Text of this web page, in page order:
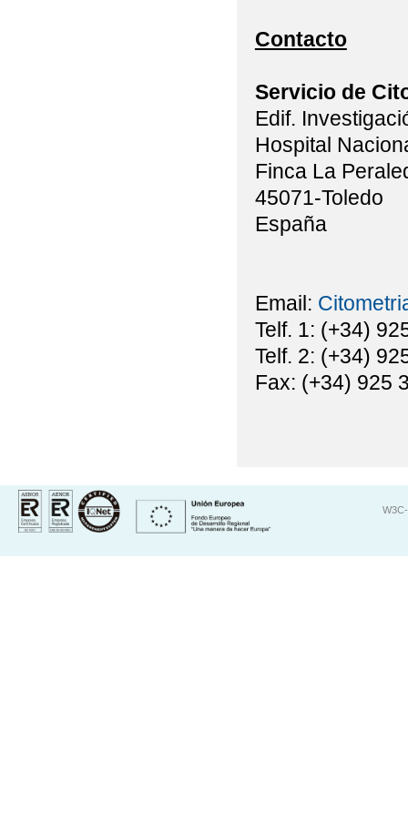
Contacto
Servicio de
Edif.
Hospital
Finca La
45071-Toledo
España
Email:
Telf. 1: (+34)
Telf. 2: (+34)
Fax: (+34) 925